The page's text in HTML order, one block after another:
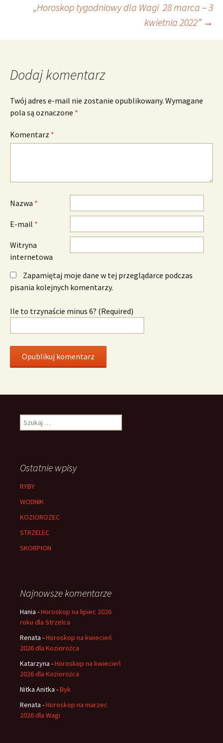
wpisu„Horoskop tygodniowy dla Wagi 28 marca – 3
kwietnia 2022” →
Dodaj komentarz
Twój adres e-mail nie zostanie opublikowany. Wymagane
pola są oznaczone *
Komentarz *
Nazwa *
E-mail *
Witryna
internetowa
Zapamiętaj moje dane w tej przeglądarce podczas
pisania kolejnych komentarzy.
Ile to trzynaście minus 6? (Required)
Szukaj:
Ostatnie wpisy
RYBY
WODNIK
KOZIOROZEC
STRZELEC
SKORPION
Najnowsze komentarze
Hania -Horoskop na lipiec 2026
roku dla Strzelca
Renata -Horoskop na kwiecień
2026 dla Koziorożca
Katarzyna -Horoskop na kwiecień
2026 dla Koziorożca
Nitka Anitka -Byk
Renata -Horoskop na marzec
2026 dla Wagi